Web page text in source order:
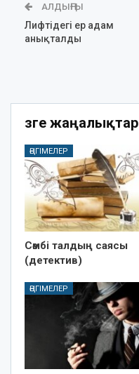
АЛДЫҢҒЫ
Лифтідегі ер адам
анықталды
Өзге жаңалықтар
ӘҢГІМЕЛЕР
Сәмбі талдың саясы
(детектив)
ӘҢГІМЕЛЕР